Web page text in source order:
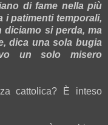
di fame nella più
i patimenti temporali,
si perda, ma
dica una sola bugia
un solo misero
cattolica? È inteso